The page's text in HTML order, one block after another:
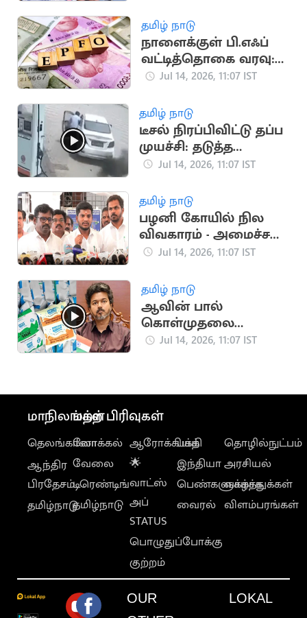
தமிழ் நாடு
நாளைக்குள் பி.எஃப்
வட்டித்தொகை வரவு:
மத்திய அரசு அறிவிப்பு
Jul 14, 2026, 11:07 IST
தமிழ் நாடு
டீசல் நிரப்பிவிட்டு தப்ப
முயச்சி: தடுத்த
ஊழியரை காரோடு
கொடூரம்
Jul 14, 2026, 11:07 IST
தமிழ் நாடு
பழனி கோயில் நில
விவகாரம் - அமைச்சர்
ரமேஷ் விளக்கம்
Jul 14, 2026, 11:07 IST
தமிழ் நாடு
ஆவின் பால்
கொள்முதலை
அதிகரிக்க முதல்வர்
Jul 14, 2026, 11:07 IST
மாநிலங்கள்
தெலங்கானா
ஆந்திர
பிரதேசம்
தமிழ்நாடு
மற்ற பிரிவுகள்
லோக்கல்
வேலை
டிரெண்டிங்
தமிழ்நாடு
ஆரோக்கியம்
🌟
வாட்ஸ்
அப்
STATUS
பொழுதுப்போக்கு
குற்றம்
பக்தி
இந்தியா
பெண்களுக்காக
வைரல்
தொழில்நுட்பம்
அரசியல்
வாழ்த்துக்கள்
விளம்பரங்கள்
OUR
LOKAL